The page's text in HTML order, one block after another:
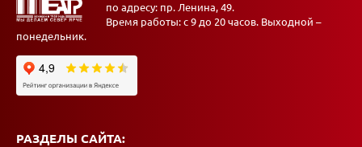
по адресу: пр. Ленина, 49.
Время работы: с 9 до 20 часов. Выходной –
понедельник.
РАЗДЕЛЫ САЙТА: